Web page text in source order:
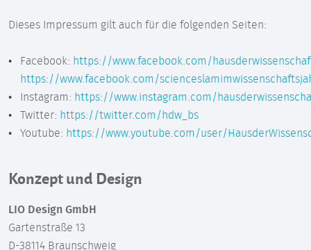
Dieses Impressum gilt auch für die folgenden Seiten:
Facebook: https://www.facebook.com/
https://www.facebook.com/
Instagram: https://www.instagram.com/
Twitter: https://twitter.com/hdw_bs
Youtube: https://www.youtube.com/user/
Konzept und Design
LIO Design GmbH
Gartenstraße 13
D-38114 Braunschweig